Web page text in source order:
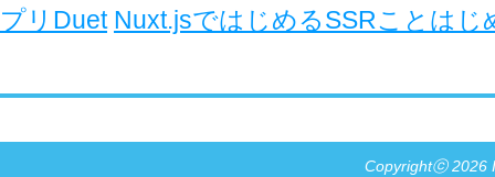
プリDuet Nuxt.jsではじめるSSRことはじ
Copyrightⓒ 2026